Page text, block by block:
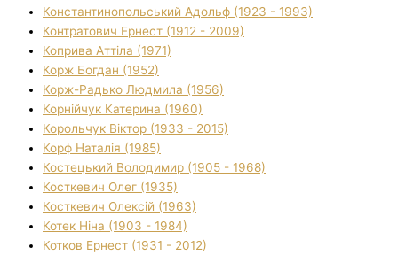
Константинопольський Адольф (1923 - 1993)
Контратович Ернест (1912 - 2009)
Коприва Аттіла (1971)
Корж Богдан (1952)
Корж-Радько Людмила (1956)
Корнійчук Катерина (1960)
Корольчук Віктор (1933 - 2015)
Корф Наталія (1985)
Костецький Володимир (1905 - 1968)
Косткевич Олег (1935)
Косткевич Олексій (1963)
Котек Ніна (1903 - 1984)
Котков Ернест (1931 - 2012)